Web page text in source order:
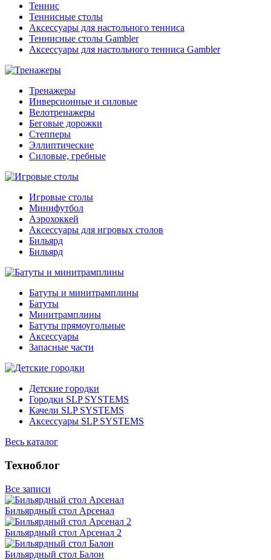
Теннис
Теннисные столы
Аксессуары для настольного тенниса
Теннисные столы Gambler
Аксессуары для настольного тенниса Gambler
Тренажеры
Инверсионные и силовые
Велотренажеры
Беговые дорожки
Степперы
Эллиптические
Силовые, гребные
Игровые столы
Минифутбол
Аэрохоккей
Аксессуары для игровых столов
Бильяpд
Бильяpд
Батуты и минитрамплины
Батуты
Минитрамплины
Батуты прямоугольные
Аксессуары
Запасные части
Детские городки
Городки SLP SYSTEMS
Качели SLP SYSTEMS
Аксессуары SLP SYSTEMS
Весь каталог
Техноблог
Все записи
Бильярдный стол Арсенал
Бильярдный стол Арсенал 2
Бильярдный стол Балон